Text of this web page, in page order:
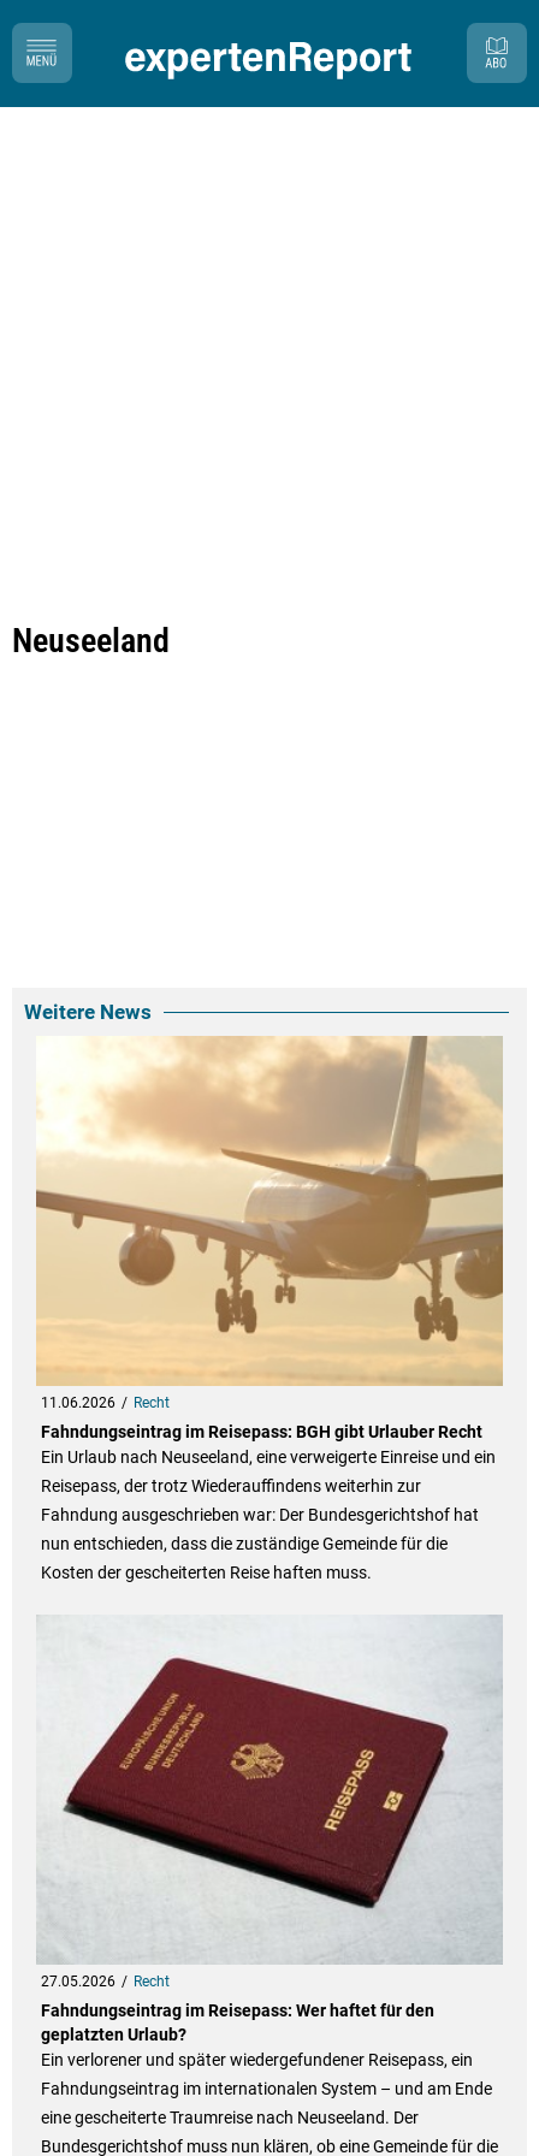
Neuseeland
Weitere News
11.06.2026 Recht
Fahndungseintrag im Reisepass: BGH gibt Urlauber Recht
Ein Urlaub nach Neuseeland, eine verweigerte Einreise und ein
Reisepass, der trotz Wiederauffindens weiterhin zur
Fahndung ausgeschrieben war: Der Bundesgerichtshof hat
nun entschieden, dass die zuständige Gemeinde für die
Kosten der gescheiterten Reise haften muss.
27.05.2026 Recht
Fahndungseintrag im Reisepass: Wer haftet für den
geplatzten Urlaub?
Ein verlorener und später wiedergefundener Reisepass, ein
Fahndungseintrag im internationalen System – und am Ende
eine gescheiterte Traumreise nach Neuseeland. Der
Bundesgerichtshof muss nun klären, ob eine Gemeinde für die